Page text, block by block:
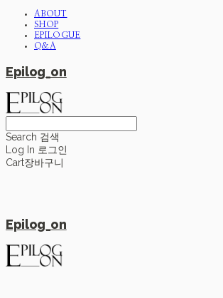
ABOUT
SHOP
EPILOGUE
Q&A
Epilog_on
Search 검색
Log In 로그인
Cart장바구니
Epilog_on